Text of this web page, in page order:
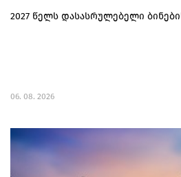
2027 წელს დასასრულებელი
06. 08. 2026